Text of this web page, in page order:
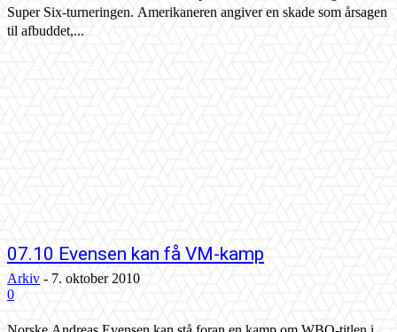
Super Six-turneringen. Amerikaneren angiver en skade som årsagen
til afbuddet,...
07.10 Evensen kan få VM-kamp
Arkiv - 7. oktober 2010
0